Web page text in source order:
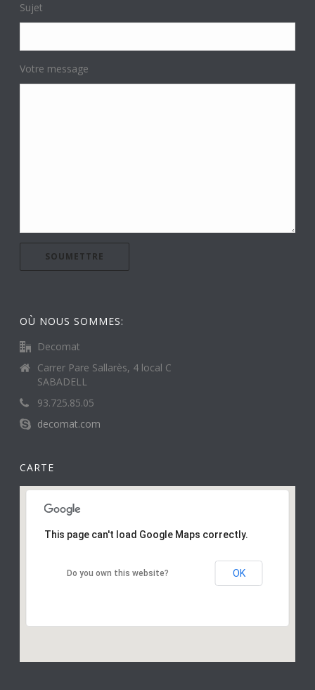
Sujet
Votre message
OÙ NOUS SOMMES:
Decomat
Carrer Pare Sallarès, 4 local C
SABADELL
93.725.85.05
decomat.com
CARTE
This page can't load Google Maps correctly.
Do you own this website? OK